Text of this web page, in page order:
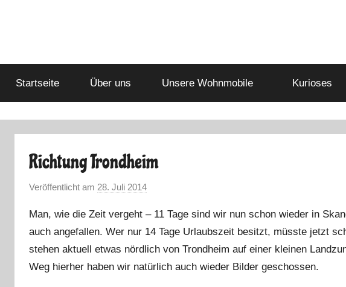
Startseite Über uns Unsere Wohnmobile Kurioses
Richtung Trondheim
Veröffentlicht am 28. Juli 2014
n
M
a
r
Man, wie die Zeit vergeht – 11 Tage sind wir nun schon wieder in
auch angefallen. Wer nur 14 Tage Urlaubszeit besitzt, müsste jetzt
stehen aktuell etwas nördlich von Trondheim auf einer kleinen
Weg hierher haben wir natürlich auch wieder Bilder geschossen.